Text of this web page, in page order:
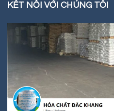
KẾT NỐI VỚI CHÚNG TÔI